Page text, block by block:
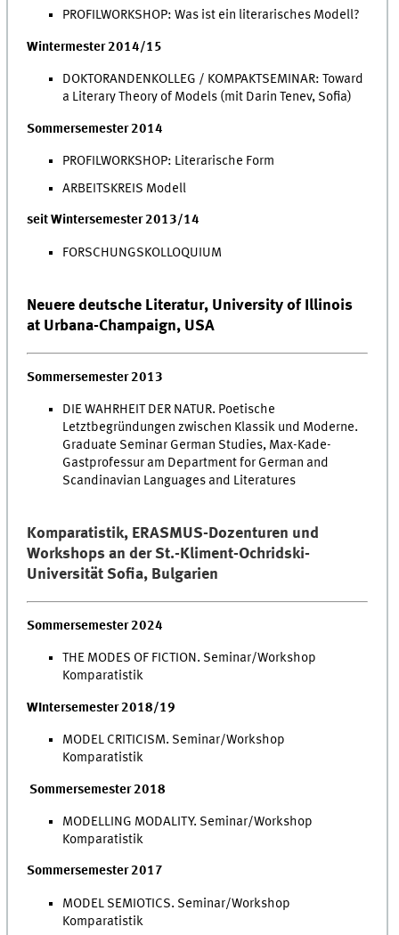
PROFILWORKSHOP: Was ist ein literarisches Modell?
Wintermester 2014/15
DOKTORANDENKOLLEG / KOMPAKTSEMINAR: Toward
a Literary Theory of Models (mit Darin Tenev, Sofia)
Sommersemester 2014
PROFILWORKSHOP: Literarische Form
ARBEITSKREIS Modell
seit Wintersemester 2013/14
FORSCHUNGSKOLLOQUIUM
Neuere deutsche Literatur, University of Illinois
at Urbana-Champaign, USA
Sommersemester 2013
DIE WAHRHEIT DER NATUR. Poetische
Letztbegründungen zwischen Klassik und Moderne.
Graduate Seminar German Studies, Max-Kade-
Gastprofessur am Department for German and
Scandinavian Languages and Literatures
Komparatistik, ERASMUS-Dozenturen und
Workshops an der St.-Kliment-Ochridski-
Universität Sofia, Bulgarien
Sommersemester 2024
THE MODES OF FICTION. Seminar/Workshop
Komparatistik
WIntersemester 2018/19
MODEL CRITICISM. Seminar/Workshop
Komparatistik
Sommersemester 2018
MODELLING MODALITY. Seminar/Workshop
Komparatistik
Sommersemester 2017
MODEL SEMIOTICS. Seminar/Workshop
Komparatistik